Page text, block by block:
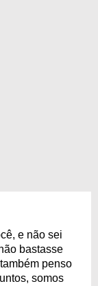
e não sei
bastasse
penso
somos